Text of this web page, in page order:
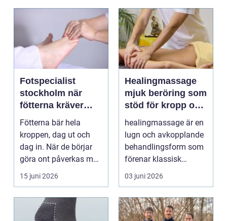
Fotspecialist
stockholm när
fötterna kräver
mer än vanliga
sulor
Fötterna bär hela
kroppen, dag ut och
dag in. När de börjar
göra ont påverkas mer
15 juni 2026
Healingmassage
mjuk beröring som
stöd för kropp och
själ
healingmassage är en
lugn och avkopplande
behandlingsform som
förenar klassisk
massage med
energibas...
03 juni 2026